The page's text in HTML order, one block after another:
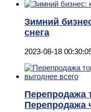
Зимний
снега
2023-08-18
Перепродажа
Перепродажа